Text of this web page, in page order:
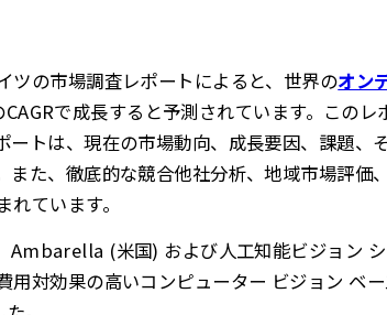
ツの市場調査レポートによると、世界のオン
で成長すると予測されています。この
ートは、現在の市場動向、成長要因、課題、
また、徹底的な競合他社分析、地域市場評価
ています。
(米国) および人工知能ビジョン シ
用対効果の高いコンピューター ビジョン ベ